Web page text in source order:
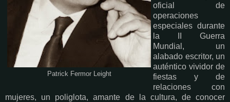
Patrick Fermor Leight
oficial de
operaciones
especiales durante
la II Guerra
Mundial, un
alabado escritor, un
auténtico vividor de
fiestas y de
relaciones con
mujeres, un poliglota, amante de la cultura, de conocer